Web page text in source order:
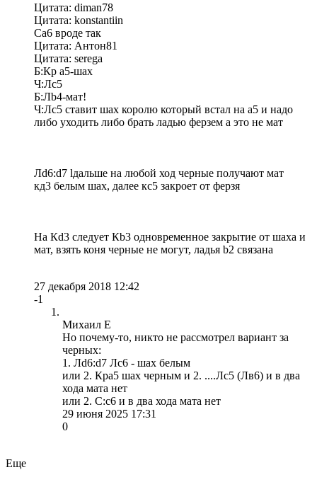
Цитата: diman78
Цитата: konstantiin
Ca6 вроде так
Цитата: Антон81
Цитата: serega
Б:Кр а5-шах
Ч:Лс5
Б:Лb4-мат!
Ч:Лс5 ставит шах королю который встал на а5 и надо
либо уходить либо брать ладью ферзем а это не мат
Лd6:d7 lдальше на любой ход черные получают мат
кд3 белым шах, далее кс5 закроет от ферзя
На Кd3 следует Кb3 одновременное закрытие от шаха и
мат, взять коня черные не могут, ладья b2 связана
27 декабря 2018 12:42
-1
Михаил Е
Но почему-то, никто не рассмотрел вариант за
черных:
1. Лd6:d7 Лc6 - шах белым
или 2. Кра5 шах черным и 2. ....Лс5 (Лв6) и в два
хода мата нет
или 2. С:с6 и в два хода мата нет
29 июня 2025 17:31
0
Еще